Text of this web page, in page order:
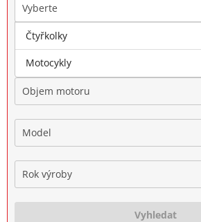
Vyberte
Značka
Objem motoru
Model
Rok výroby
Vyhledat
Čtyřkolky
Motocykly